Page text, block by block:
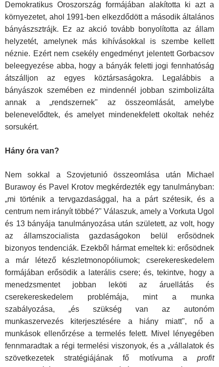
Demokratikus Oroszország formájában alakította ki azt a
környezetet, ahol 1991-ben elkezdődött a második általános
bányászsztrájk. Ez az akció tovább bonyolította az állam
helyzetét, amelynek más kihívások­kal is szembe kellett
néznie. Ezért nem csekély engedményt jelentett Gorbacsov
beleegyezése abba, hogy a bányák feletti jogi fennhatóság
átszálljon az egyes köztársaságokra. Legalábbis a
bányászok szemében ez mindennél jobban szimbolizálta
annak a „rendszernek" az összeom­lását, amelybe
belenevelődtek, és amelyet mindenekfelett okoltak nehéz
sorsukért.
Hány óra van?
Nem sokkal a Szovjetunió összeomlása után Michael
Burawoy és Pavel Krotov megkérdezték egy tanulmányban:
„mi történik a tervgazdaság­gal, ha a párt szétesik, és a
centrum nem irányít többé?" Válaszuk, amely a Vorkuta Ugol
és 13 bányája tanulmányozása után született, az volt, hogy
az államszocialista gazdaságokon belül erősödnek
bizonyos tendenciák. Ezekből hármat emeltek ki: erősödnek
a már létező kész­letmonopóliumok; cserekereskedelem
formájában erősödik a laterális csere; és, tekintve, hogy a
menedzsmentet jobban leköti az áruellátás és
cserekereskedelem problémája, mint a munka
szabályozása, „és szükség van az autonóm
munkaszervezés kiterjesztésére a hiány miatt", nő a
munkások ellenőrzése a termelés felett. Mivel lényegében
fenn­maradtak a régi termelési viszonyok, és a „vállalatok és
szövetkezetek stratégiájának fő motívuma a profit